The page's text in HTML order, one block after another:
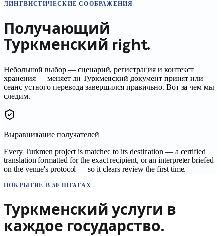
ЛИНГВИСТИЧЕСКИЕ СООБРАЖЕНИЯ
Получающий
Туркменский right.
Небольшой выбор — сценарий, регистрация и контекст
хранения — меняет ли Туркменский документ принят или
сеанс устного перевода завершился правильно. Вот за чем мы
следим.
Выравнивание получателей
Every Turkmen project is matched to its destination — a certified
translation formatted for the exact recipient, or an interpreter briefed
on the venue's protocol — so it clears review the first time.
ПОКРЫТИЕ В 50 ШТАТАХ
Туркменский услуги в
каждое государство.